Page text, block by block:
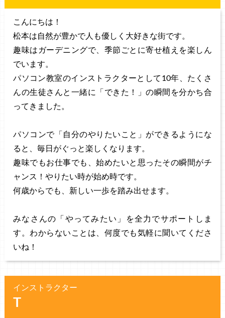
こんにちは！
松本は自然が豊かで人も優しく大好きな街です。
趣味はガーデニングで、季節ごとに寄せ植えを楽しん
でいます。
パソコン教室のインストラクターとして10年、たくさ
んの生徒さんと一緒に「できた！」の瞬間を分かち合
ってきました。
パソコンで「自分のやりたいこと」ができるようにな
ると、毎日がぐっと楽しくなります。
趣味でもお仕事でも、始めたいと思ったその瞬間がチ
ャンス！やりたい時が始め時です。
何歳からでも、新しい一歩を踏み出せます。
みなさんの「やってみたい」を全力でサポートしま
す。わからないことは、何度でも気軽に聞いてくださ
いね！
インストラクター
T